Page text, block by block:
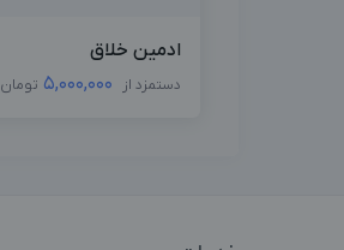
ادمین خلاق
دستمزد از 5,000,000 تومان